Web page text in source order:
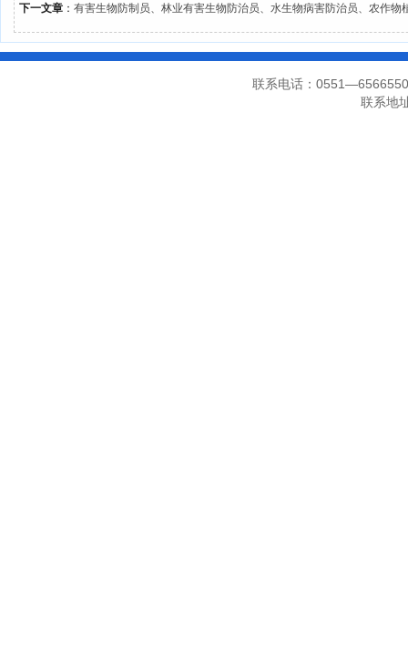
下一文章 ： 有害生物防制员、林业有害生物防治员、水生物病害防治员、农作物
联系电话：
联系地